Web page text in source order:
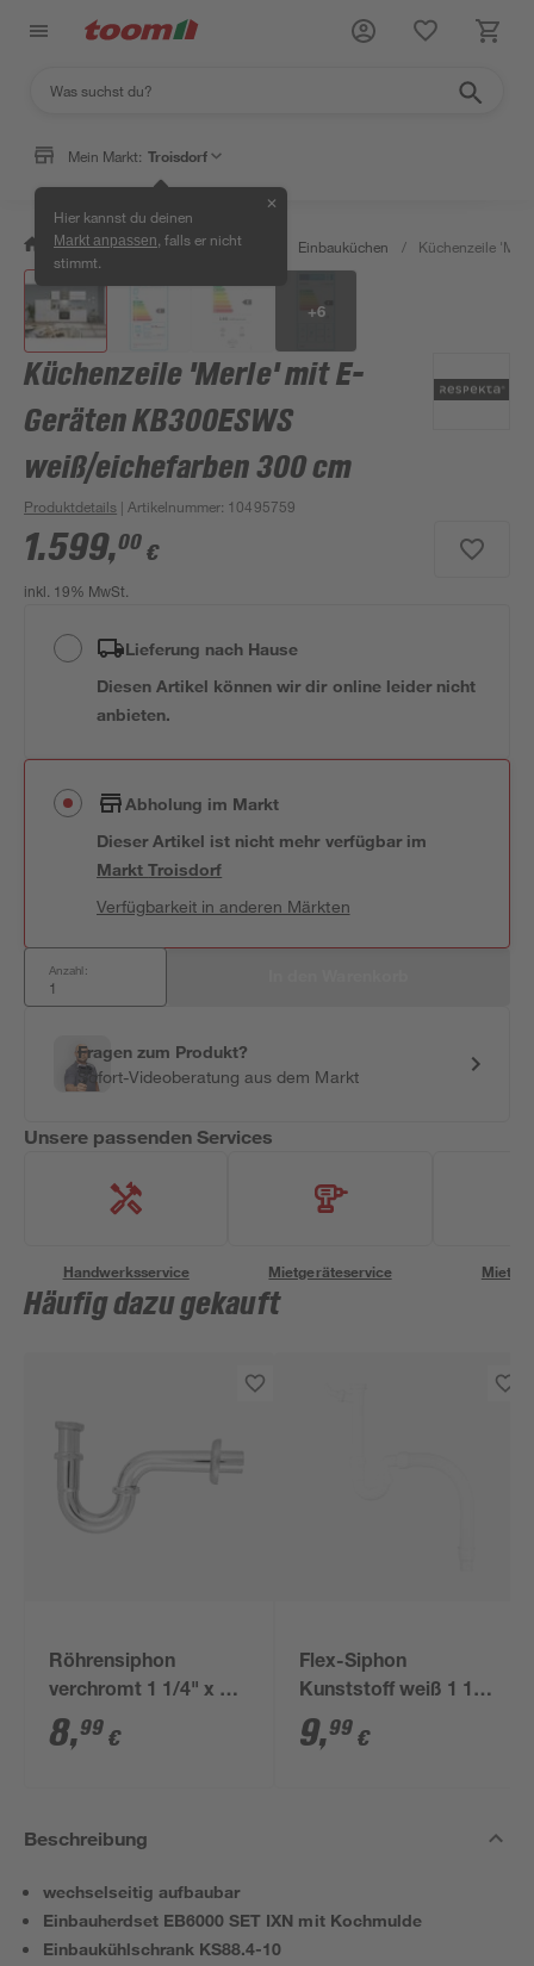
Mein Markt: Troisdorf
Hier kannst du deinen
Markt anpassen , falls er nicht
stimmt.
✕
/ Wohnen & Haushalt / Küche Einbauküchen / Küchenzeile
+6
Küchenzeile 'Merle' mit E-
Geräten KB300ESWS
weiß/eichefarben 300 cm
Produktdetails | Artikelnummer: 10495759
1.599,00 €
inkl. 19% MwSt.
Lieferung nach Hause
Diesen Artikel können wir dir online leider nicht
anbieten.
Abholung im Markt
Dieser Artikel ist nicht mehr verfügbar im
MarktTroisdorf
Verfügbarkeit in anderen Märkten
Anzahl:
Fragen zum Produkt?
Sofort-Videoberatung aus dem Markt
Unsere passenden Services
Handwerksservice Mietgeräteservice
Häufig dazu gekauft
Röhrensiphon
verchromt 1 1/4" x 32
mm
8,99 €
Flex-Siphon
Kunststoff weiß 1 1/2'
x 40/50 mm
9,99 €
Beschreibung
wechselseitig aufbaubar
Einbauherdset EB6000 SET IXN mit Kochmulde
Einbaukühlschrank KS88.4-10